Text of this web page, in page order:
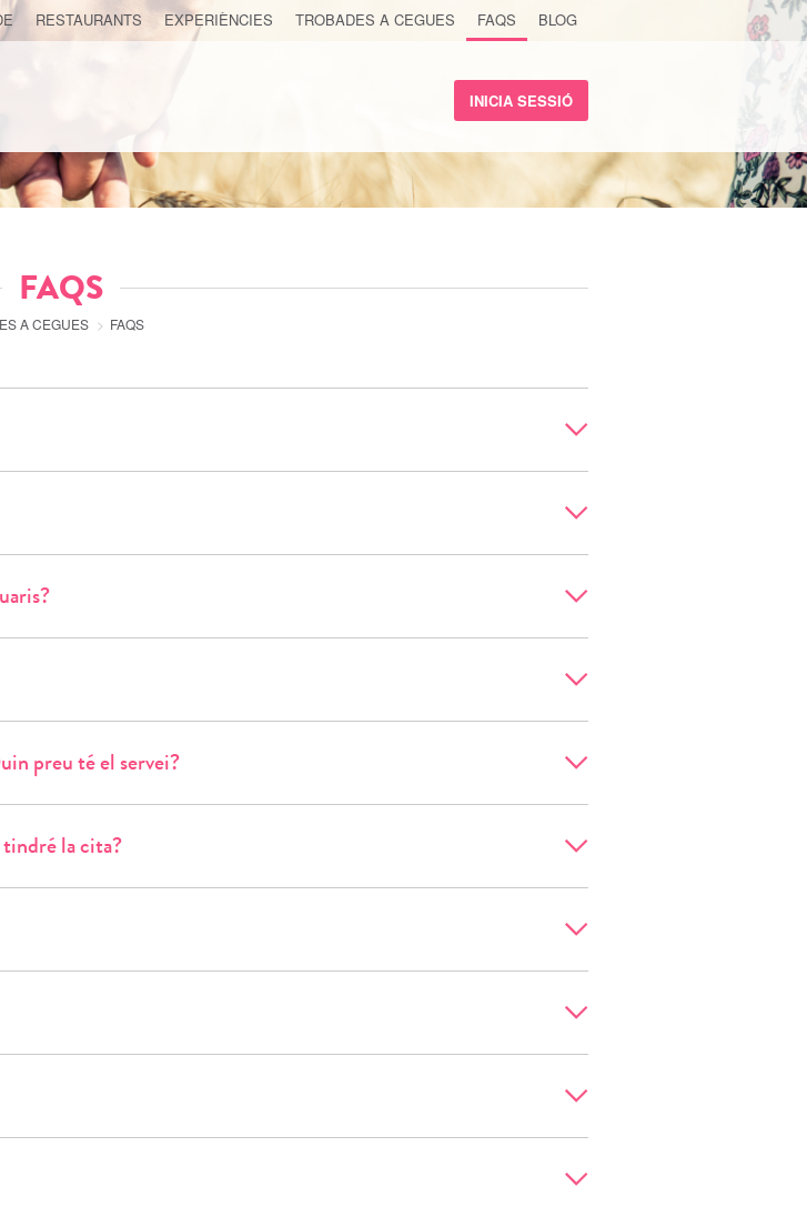
RESTAURANTS EXPERIÈNCIES TROBADES A CEGUES FAQS BLOG
INICIA SESSIÓ
FAQS
A CEGUES
PÀGINA
FAQS
preu té el servei?
la cita?